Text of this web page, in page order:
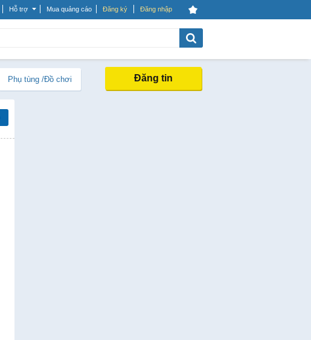
Hỗ trợ Mua quảng cáo Đăng ký Đăng nhập
Phụ tùng /Đồ chơi Đăng tin